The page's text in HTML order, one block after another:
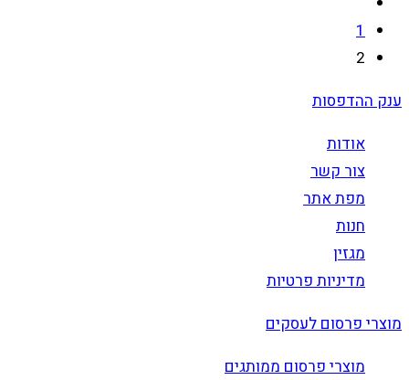
1
2
ענק ההדפסות
אודות
צור קשר
מפת אתר
חנות
מגזין
מדיניות פרטיות
מוצרי פרסום לעסקים
מוצרי פרסום ממותגים